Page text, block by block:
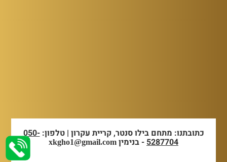
כתובתנו: מתחם בילו סנטר, קריית עקרון | טלפון:050-
5287704- בנימין xkgho1@gmail.com